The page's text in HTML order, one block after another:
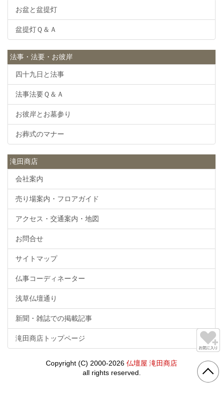
お盆と盆提灯
盆提灯Ｑ＆Ａ
法事・法要・お彼岸
四十九日と法事
法事法要Ｑ＆Ａ
お彼岸とお墓参り
お葬式のマナー
滝田商店
会社案内
売り場案内・フロアガイド
アクセス・交通案内・地図
お問合せ
サイトマップ
仏事コーディネーター
浅草仏壇通り
新聞・雑誌での掲載記事
滝田商店トップページ
Copyright (C) 2000-2026 仏壇屋 滝田商店
all rights reserved.